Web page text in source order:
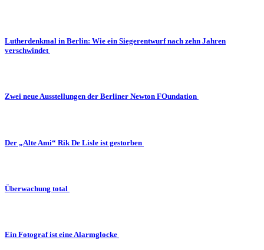
Lutherdenkmal in Berlin: Wie ein Siegerentwurf nach zehn Jahren
verschwindet
Zwei neue Ausstellungen der Berliner Newton FOundation
Der „Alte Ami“ Rik De Lisle ist gestorben
Überwachung total
Ein Fotograf ist eine Alarmglocke